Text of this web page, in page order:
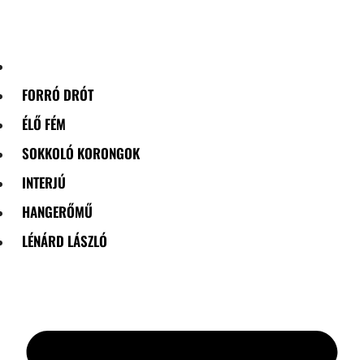
FORRÓ DRÓT
ÉLŐ FÉM
SOKKOLÓ KORONGOK
INTERJÚ
HANGERŐMŰ
LÉNÁRD LÁSZLÓ